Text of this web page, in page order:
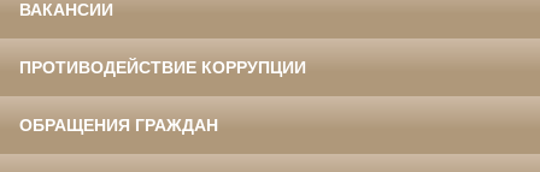
ВАКАНСИИ
ПРОТИВОДЕЙСТВИЕ КОРРУПЦИИ
ОБРАЩЕНИЯ ГРАЖДАН